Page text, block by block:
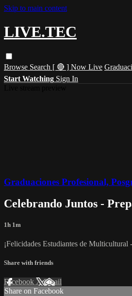
Skip to main content
LIVE.TEC
Browse Search [ 🔴 ] Now Live
Start Watching Sign In
Graduaciones Profesional,
Celebrando Juntos -
1h 1m
¡Felicidades Estudiantes de Multicultural
Share with friends
Facebook XEmail
Share on Facebook